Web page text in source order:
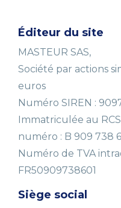
Éditeur du site
MASTEUR SAS,
Société par actions
euros
Numéro SIREN :
Immatriculée au
numéro : B 909 738
Numéro de TVA
FR50909738601
Siège social